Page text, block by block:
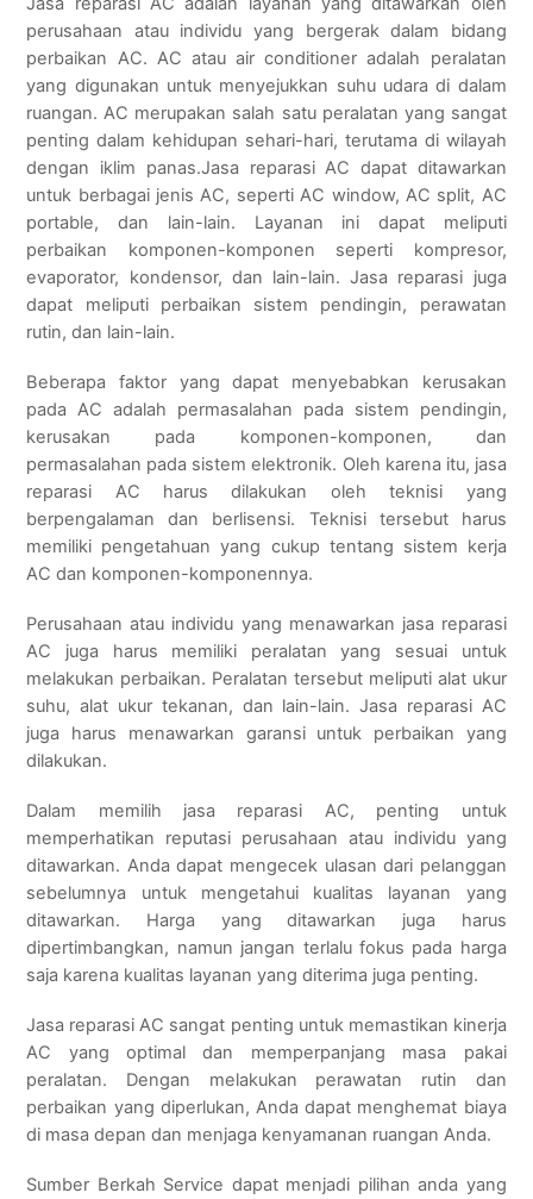
perusahaan atau individu yang bergerak dalam bidang
perbaikan AC. AC atau air conditioner adalah peralatan
yang digunakan untuk menyejukkan suhu udara di dalam
ruangan. AC merupakan salah satu peralatan yang sangat
penting dalam kehidupan sehari-hari, terutama di wilayah
dengan iklim panas.Jasa reparasi AC dapat ditawarkan
untuk berbagai jenis AC, seperti AC window, AC split, AC
portable, dan lain-lain. Layanan ini dapat meliputi
perbaikan komponen-komponen seperti kompresor,
evaporator, kondensor, dan lain-lain. Jasa reparasi juga
dapat meliputi perbaikan sistem pendingin, perawatan
rutin, dan lain-lain.
Beberapa faktor yang dapat menyebabkan kerusakan
pada AC adalah permasalahan pada sistem pendingin,
kerusakan pada komponen-komponen, dan
permasalahan pada sistem elektronik. Oleh karena itu, jasa
reparasi AC harus dilakukan oleh teknisi yang
berpengalaman dan berlisensi. Teknisi tersebut harus
memiliki pengetahuan yang cukup tentang sistem kerja
AC dan komponen-komponennya.
Perusahaan atau individu yang menawarkan jasa reparasi
AC juga harus memiliki peralatan yang sesuai untuk
melakukan perbaikan. Peralatan tersebut meliputi alat ukur
suhu, alat ukur tekanan, dan lain-lain. Jasa reparasi AC
juga harus menawarkan garansi untuk perbaikan yang
dilakukan.
Dalam memilih jasa reparasi AC, penting untuk
memperhatikan reputasi perusahaan atau individu yang
ditawarkan. Anda dapat mengecek ulasan dari pelanggan
sebelumnya untuk mengetahui kualitas layanan yang
ditawarkan. Harga yang ditawarkan juga harus
dipertimbangkan, namun jangan terlalu fokus pada harga
saja karena kualitas layanan yang diterima juga penting.
Jasa reparasi AC sangat penting untuk memastikan kinerja
AC yang optimal dan memperpanjang masa pakai
peralatan. Dengan melakukan perawatan rutin dan
perbaikan yang diperlukan, Anda dapat menghemat biaya
di masa depan dan menjaga kenyamanan ruangan Anda.
Sumber Berkah Service dapat menjadi pilihan anda yang